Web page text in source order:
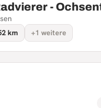
-
km +1 weitere